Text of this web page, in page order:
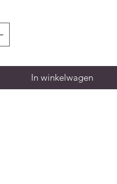
In winkelwagen